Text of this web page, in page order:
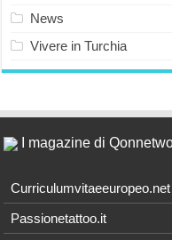
News
Vivere in Turchia
I magazine di
Curriculumvitaeeuropeo.net
Passionetattoo.it